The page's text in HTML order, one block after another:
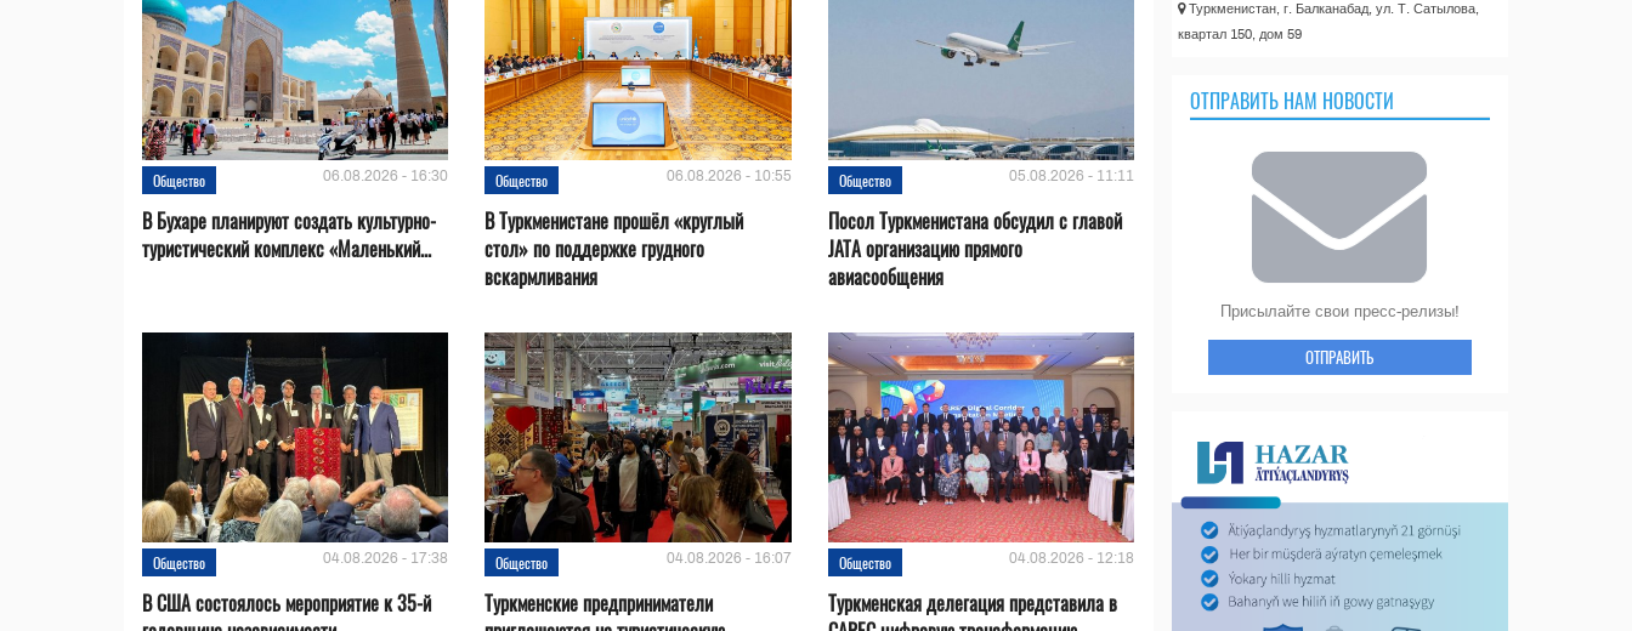
Общество 06.08.2026 - 16:30
В Бухаре планируют создать культурно-
туристический комплекс «Маленький...
Общество 06.08.2026 - 10:55
В Туркменистане прошёл «круглый
стол» по поддержке грудного
вскармливания
Общество 05.08.2026 - 11:11
Посол Туркменистана обсудил с главой
JATA организацию прямого
авиасообщения
Общество 04.08.2026 - 17:38
В США состоялось мероприятие к 35-й
Общество 04.08.2026 - 16:07
Туркменские предприниматели
Общество 04.08.2026 - 12:18
Туркменская делегация представила в
Туркменистан, г. Балканабад, ул. Т. Сатылова,
квартал 150, дом 59
ОТПРАВИТЬ НАМ НОВОСТИ
Присылайте свои пресс-релизы!
ОТПРАВИТЬ